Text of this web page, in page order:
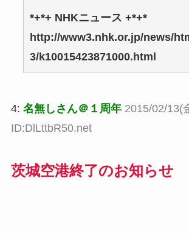
*+*+ NHKニュース +*+*
http://www3.nhk.or.jp/news/
3/k10015423871000.html
4: 名無しさん＠１周年 2015/02/13(
ID:DlLttbR50.net
茨城空港終了のお知らせ